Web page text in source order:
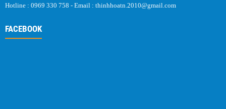
Hotline : 0969 330 758 - Email : thinhhoatn.2010@gmail.com
FACEBOOK